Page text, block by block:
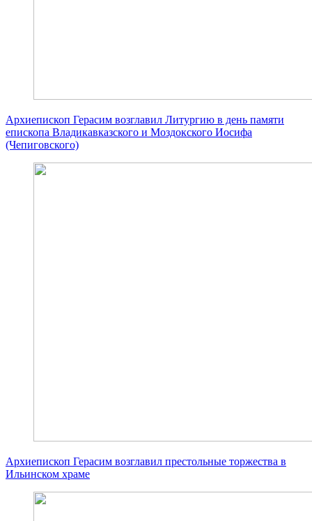
Архиепископ Герасим возглавил Литургию в день памяти
епископа Владикавказского и Моздокского Иосифа
(Чепиговского)
Архиепископ Герасим возглавил престольные торжества в
Ильинском храме